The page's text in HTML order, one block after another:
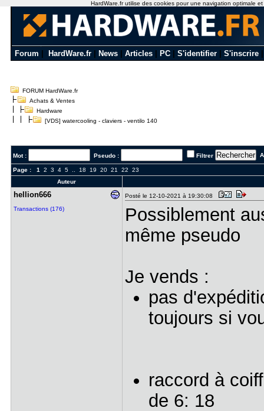
Forum HardWare.fr News Articles PC S'identifier S'inscrire
FORUM HardWare.fr
Achats & Ventes
Hardware
[VDS] watercooling - claviers - ventilo 140
Mot : Pseudo : Filtrer
Page : 1 2 3 4 5.. 18 19 20 21 22
23
Auteur
hellion666
Transactions (176)
Posté le 12-10-2021 à 19:30:08
Possiblement
même pseudo
Je vends :
pas
toujours si
raccord à
de 6: 18
HardWare.fr utilise des cookies pour une navigation optimale